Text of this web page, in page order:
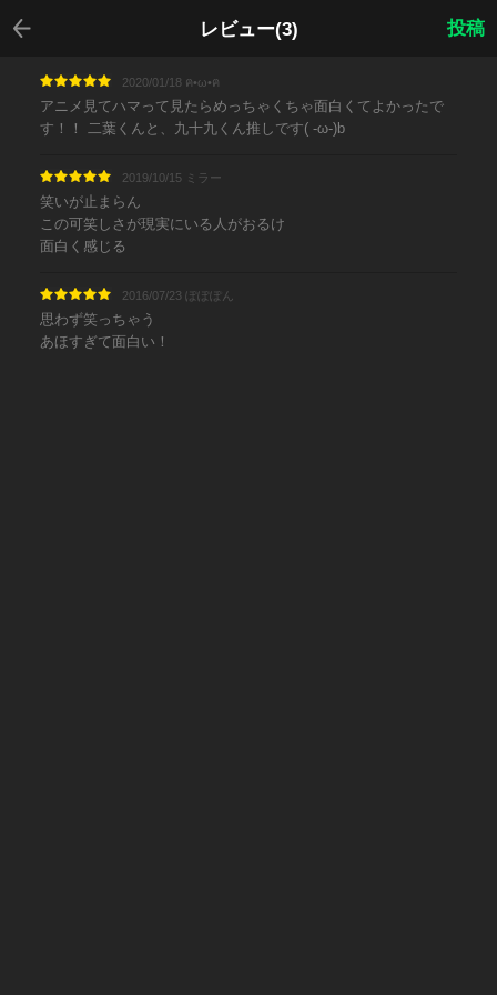
レビュー(3)
戻る
投稿
2020/01/18 ฅ•ω•ฅ
アニメ見てハマって見たらめっちゃくちゃ面白くてよかったで
す！！ 二葉くんと、九十九くん推しです( ‐ω‐)b
2019/10/15 ミラー
笑いが止まらん
この可笑しさが現実にいる人がおるけ
面白く感じる
2016/07/23 ぽぽぽん
思わず笑っちゃう
あほすぎて面白い！